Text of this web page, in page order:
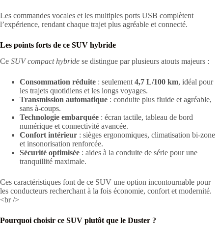
Les commandes vocales et les multiples ports USB complètent
l’expérience, rendant chaque trajet plus agréable et connecté.
Les points forts de ce SUV hybride
Ce SUV compact hybride se distingue par plusieurs atouts majeurs :
Consommation réduite : seulement 4,7 L/100 km, idéal pour
les trajets quotidiens et les longs voyages.
Transmission automatique : conduite plus fluide et agréable,
sans à-coups.
Technologie embarquée : écran tactile, tableau de bord
numérique et connectivité avancée.
Confort intérieur : sièges ergonomiques, climatisation bi-zone
et insonorisation renforcée.
Sécurité optimisée : aides à la conduite de série pour une
tranquillité maximale.
Ces caractéristiques font de ce SUV une option incontournable pour
les conducteurs recherchant à la fois économie, confort et modernité.
<br />
Pourquoi choisir ce SUV plutôt que le Duster ?